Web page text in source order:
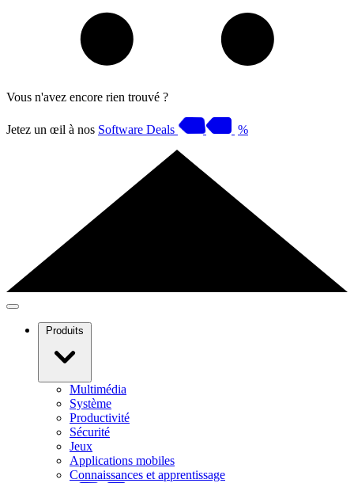
Vous n'avez encore rien trouvé ?
Jetez un œil à nos Software Deals %
Produits
Multimédia
Système
Productivité
Sécurité
Jeux
Applications mobiles
Connaissances et apprentissage